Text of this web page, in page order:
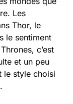
Les
Thor, le
le sentiment
c’est
et un peu
le style choisi